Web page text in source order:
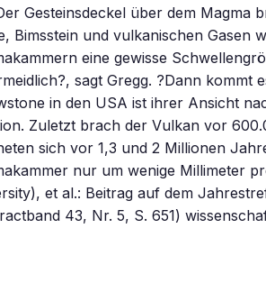
Gesteinsdeckel über dem Magma
Bimsstein und vulkanischen Gasen
eine gewisse
sagt Gregg. ?Dann kommt
in den USA ist ihrer Ansicht
Zuletzt brach der Vulkan vor
sich vor 1,3 und 2 Millionen
nur um wenige Millimeter
et al.: Beitrag auf dem
43, Nr. 5, S. 651)